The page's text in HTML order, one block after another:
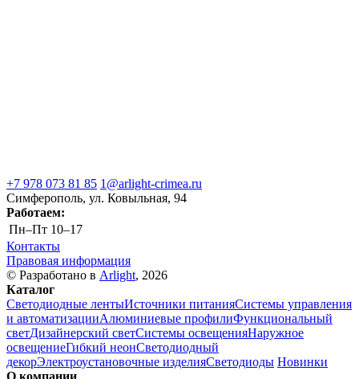
+7 978 073 81 85 1@arlight-crimea.ru
Симферополь, ул. Ковыльная, 94
Работаем:
Пн–Пт 10–17
Контакты
Правовая информация
© Разработано в Arlight, 2026
Каталог
Светодиодные лентыИсточники питанияСистемы управления
и автоматизацииАлюминиевые профилиФункциональный
светДизайнерский светСистемы освещенияНаружное
освещениеГибкий неонСветодиодный
декорЭлектроустановочные изделияСветодиоды Новинки
О компании